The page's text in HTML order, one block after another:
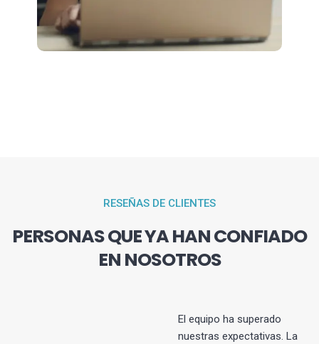
RESEÑAS DE CLIENTES
PERSONAS QUE YA HAN CONFIADO
EN NOSOTROS
El equipo ha superado
nuestras expectativas. La